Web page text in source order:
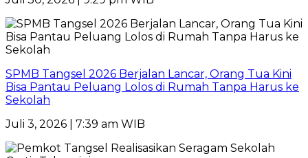
SPMB Tangsel 2026 Berjalan Lancar, Orang Tua Kini
Bisa Pantau Peluang Lolos di Rumah Tanpa Harus ke
Sekolah
Juli 3, 2026 | 7:39 am WIB